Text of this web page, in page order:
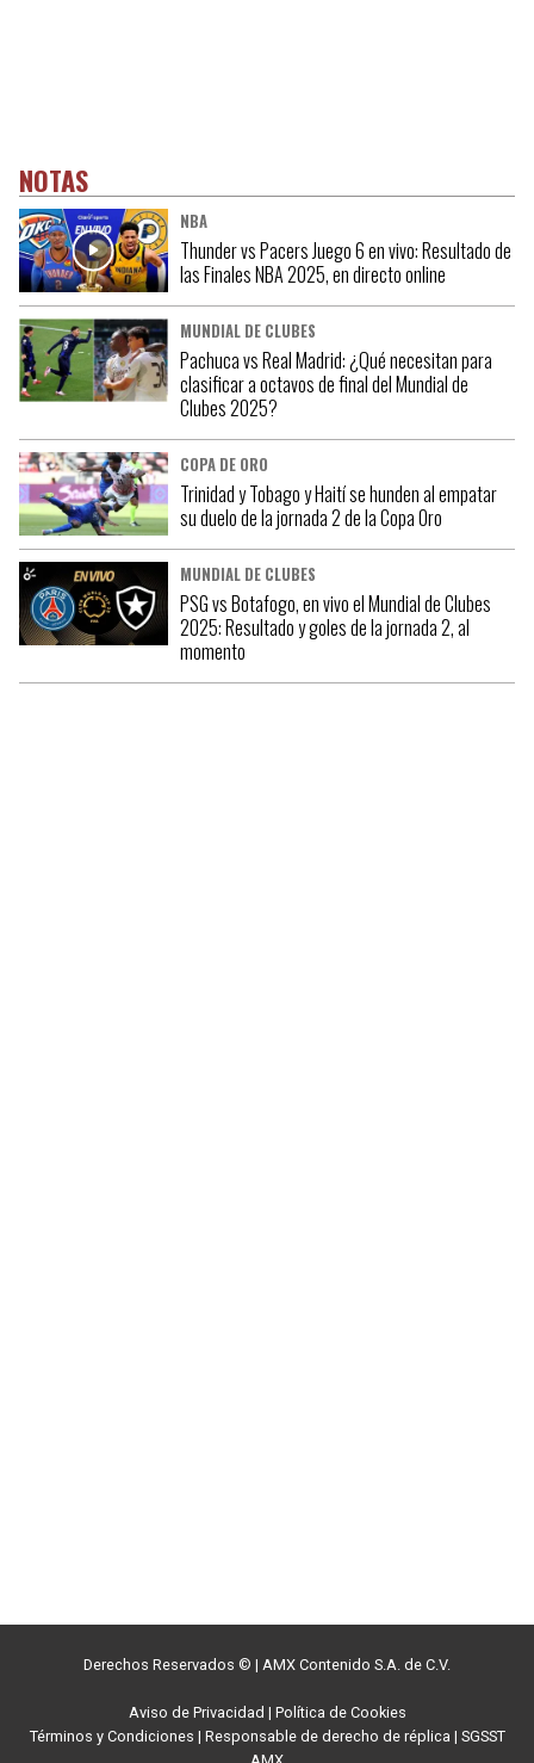
NOTAS
NBA
Thunder vs Pacers Juego 6 en vivo: Resultado de
las Finales NBA 2025, en directo online
MUNDIAL DE CLUBES
Pachuca vs Real Madrid: ¿Qué necesitan para
clasificar a octavos de final del Mundial de
Clubes 2025?
COPA DE ORO
Trinidad y Tobago y Haití se hunden al empatar
su duelo de la jornada 2 de la Copa Oro
MUNDIAL DE CLUBES
PSG vs Botafogo, en vivo el Mundial de Clubes
2025: Resultado y goles de la jornada 2, al
momento
Derechos Reservados © | AMX Contenido S.A. de C.V.
Aviso de Privacidad | Política de Cookies
Términos y Condiciones | Responsable de derecho de réplica | SGSST